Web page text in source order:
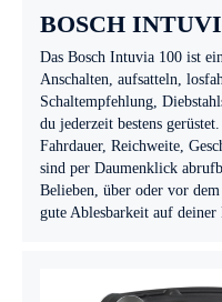
BOSCH
Das Bosch Intuvia 100 ist
Anschalten, aufsatteln,
Schaltempfehlung,
du jederzeit bestens
Fahrdauer, Reichweite,
sind per Daumenklick
Belieben, über oder vor
gute Ablesbarkeit auf deiner